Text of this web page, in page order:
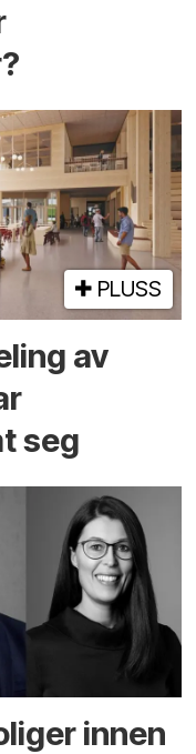
PLUSS
av
seg
innen